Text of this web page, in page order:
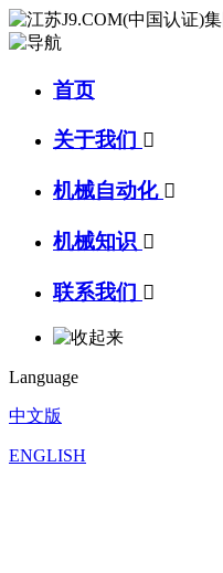
首页
关于我们 
机械自动化 
机械知识 
联系我们 
Language
中文版
ENGLISH